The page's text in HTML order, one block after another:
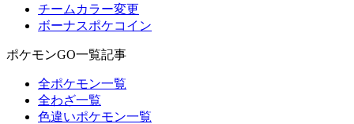
チームカラー変更
ボーナスポケコイン
ポケモンGO一覧記事
全ポケモン一覧
全わざ一覧
色違いポケモン一覧